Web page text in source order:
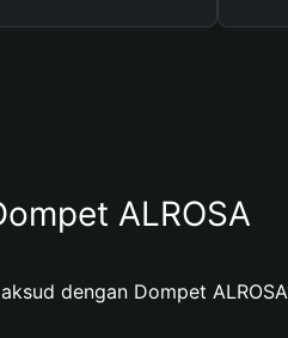
ALROSA
dengan Dompet